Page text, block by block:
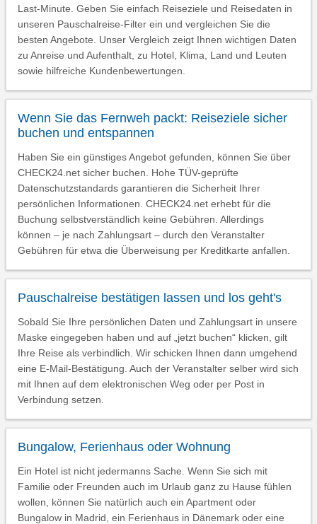
Last-Minute. Geben Sie einfach Reiseziele und Reisedaten in
unseren Pauschalreise-Filter ein und vergleichen Sie die
besten Angebote. Unser Vergleich zeigt Ihnen wichtigen Daten
zu Anreise und Aufenthalt, zu Hotel, Klima, Land und Leuten
sowie hilfreiche Kundenbewertungen.
Wenn Sie das Fernweh packt: Reiseziele sicher
buchen und entspannen
Haben Sie ein günstiges Angebot gefunden, können Sie über
CHECK24.net sicher buchen. Hohe TÜV-geprüfte
Datenschutzstandards garantieren die Sicherheit Ihrer
persönlichen Informationen. CHECK24.net erhebt für die
Buchung selbstverständlich keine Gebühren. Allerdings
können – je nach Zahlungsart – durch den Veranstalter
Gebühren für etwa die Überweisung per Kreditkarte anfallen.
Pauschalreise bestätigen lassen und los geht's
Sobald Sie Ihre persönlichen Daten und Zahlungsart in unsere
Maske eingegeben haben und auf „jetzt buchen“ klicken, gilt
Ihre Reise als verbindlich. Wir schicken Ihnen dann umgehend
eine E-Mail-Bestätigung. Auch der Veranstalter selber wird sich
mit Ihnen auf dem elektronischen Weg oder per Post in
Verbindung setzen.
Bungalow, Ferienhaus oder Wohnung
Ein Hotel ist nicht jedermanns Sache. Wenn Sie sich mit
Familie oder Freunden auch im Urlaub ganz zu Hause fühlen
wollen, können Sie natürlich auch ein Apartment oder
Bungalow in Madrid, ein Ferienhaus in Dänemark oder eine